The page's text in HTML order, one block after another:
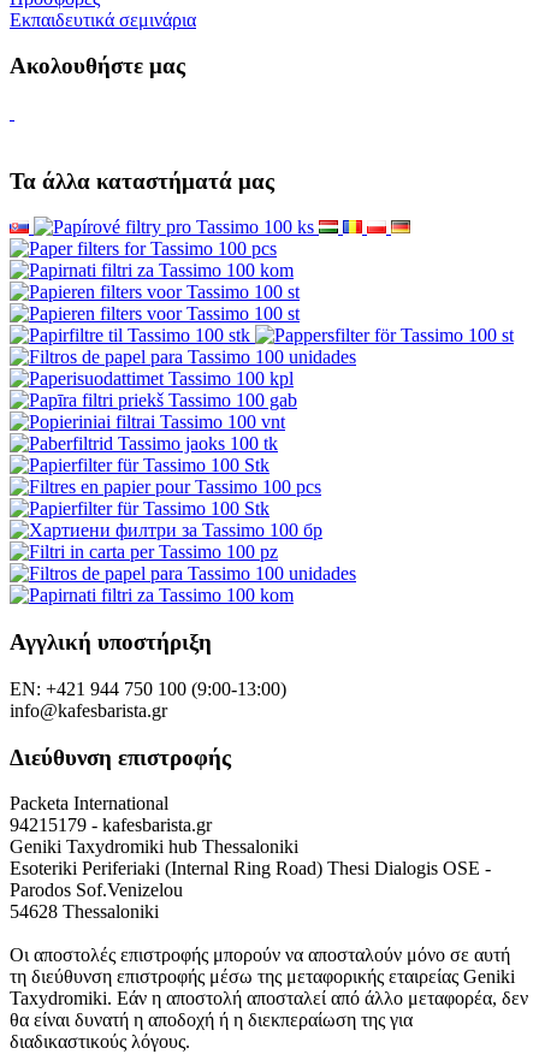
Εκπαιδευτικά σεμινάρια
Ακολουθήστε μας
Τα άλλα καταστήματά μας
Αγγλική υποστήριξη
EN: +421 944 750 100 (9:00-13:00)
info@kafesbarista.gr
Διεύθυνση επιστροφής
Packeta International
94215179 - kafesbarista.gr
Geniki Taxydromiki hub Thessaloniki
Esoteriki Periferiaki (Internal Ring Road) Thesi Dialogis OSE -
Parodos Sof.Venizelou
54628 Thessaloniki
Οι αποστολές επιστροφής μπορούν να αποσταλούν μόνο σε αυτή
τη διεύθυνση επιστροφής μέσω της μεταφορικής εταιρείας Geniki
Taxydromiki. Εάν η αποστολή αποσταλεί από άλλο μεταφορέα, δεν
θα είναι δυνατή η αποδοχή ή η διεκπεραίωση της για
διαδικαστικούς λόγους.